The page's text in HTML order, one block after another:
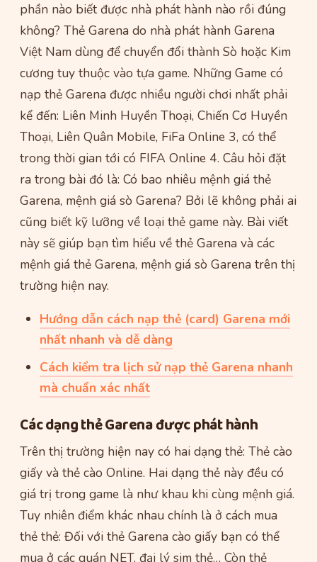
phần nào biết được nhà phát hành nào rồi đúng
không? Thẻ Garena do nhà phát hành Garena
Việt Nam dùng để chuyển đổi thành Sò hoặc Kim
cương tuy thuộc vào tựa game. Những Game có
nạp thẻ Garena được nhiều người chơi nhất phải
kể đến: Liên Minh Huyền Thoại, Chiến Cơ Huyền
Thoại, Liên Quân Mobile, FiFa Online 3, có thể
trong thời gian tới có FIFA Online 4. Câu hỏi đặt
ra trong bài đó là: Có bao nhiêu mệnh giá thẻ
Garena, mệnh giá sò Garena? Bởi lẽ không phải ai
cũng biết kỹ lưỡng về loại thẻ game này. Bài viết
này sẽ giúp bạn tìm hiểu về thẻ Garena và các
mệnh giá thẻ Garena, mệnh giá sò Garena trên thị
trường hiện nay.
Hướng dẫn cách nạp thẻ (card) Garena mới
nhất nhanh và dễ dàng
Cách kiểm tra lịch sử nạp thẻ Garena nhanh
mà chuẩn xác nhất
Các dạng thẻ Garena được phát hành
Trên thị trường hiện nay có hai dạng thẻ: Thẻ cào
giấy và thẻ cào Online. Hai dạng thẻ này đều có
giá trị trong game là như khau khi cùng mệnh giá.
Tuy nhiên điểm khác nhau chính là ở cách mua
thẻ thẻ: Đối với thẻ Garena cào giấy bạn có thể
mua ở các quán NET, đại lý sim thẻ… Còn thẻ